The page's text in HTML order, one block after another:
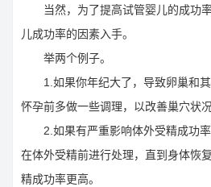
当然，为了提高试管婴儿的成功率
儿成功率的因素入手。
举两个例子。
1.如果你年纪大了，导致卵巢和其
怀孕前多做一些调理，以改善巢穴状
2.如果有严重影响体外受精成功率
在体外受精前进行处理，直到身体恢
精成功率更高。